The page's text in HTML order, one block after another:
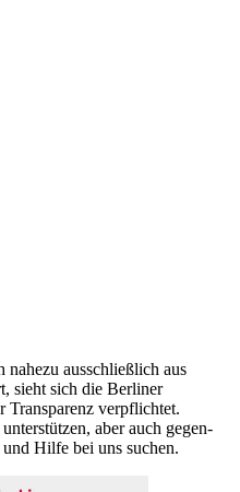
nahezu ausschließlich aus
sieht sich die Berliner
Transparenz verpflichtet.
aber auch gegen-
Hilfe bei uns suchen.